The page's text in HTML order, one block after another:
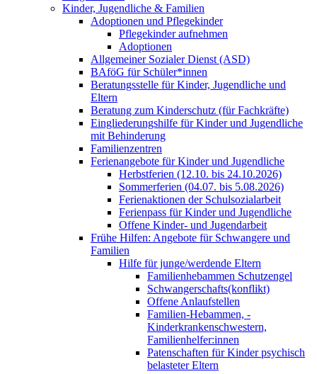
Kinder, Jugendliche & Familien
Adoptionen und Pflegekinder
Pflegekinder aufnehmen
Adoptionen
Allgemeiner Sozialer Dienst (ASD)
BAföG für Schüler*innen
Beratungsstelle für Kinder, Jugendliche und
Eltern
Beratung zum Kinderschutz (für Fachkräfte)
Eingliederungshilfe für Kinder und Jugendliche
mit Behinderung
Familienzentren
Ferienangebote für Kinder und Jugendliche
Herbstferien (12.10. bis 24.10.2026)
Sommerferien (04.07. bis 5.08.2026)
Ferienaktionen der Schulsozialarbeit
Ferienpass für Kinder und Jugendliche
Offene Kinder- und Jugendarbeit
Frühe Hilfen: Angebote für Schwangere und
Familien
Hilfe für junge/werdende Eltern
Familienhebammen Schutzengel
Schwangerschafts(konflikt)
Offene Anlaufstellen
Familien-Hebammen, -
Kinderkrankenschwestern,
Familienhelfer:innen
Patenschaften für Kinder psychisch
belasteter Eltern